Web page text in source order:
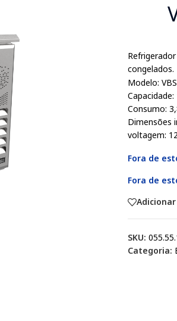
congelados.
Modelo:
Consumo:
Dimensões
voltagem:
Fora de
Fora de
SKU:
Categoria: